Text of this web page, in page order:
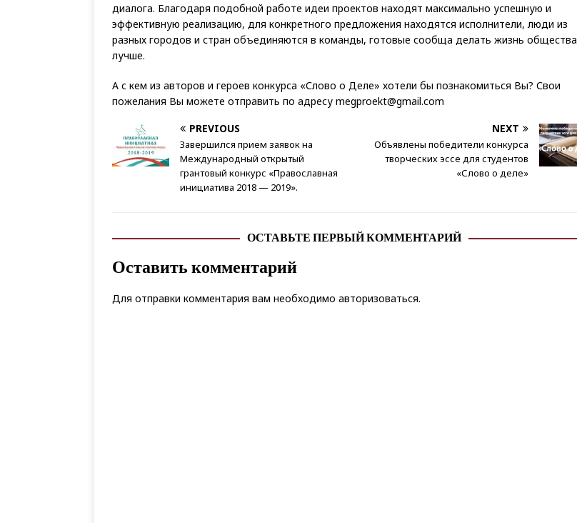
диалога. Благодаря подобной работе идеи проектов находят максимально успешную и
эффективную реализацию, для конкретного предложения находятся исполнители, люди из
разных городов и стран объединяются в команды, готовые сообща делать жизнь общества
лучше.
А с кем из авторов и героев конкурса «Слово о Деле» хотели бы познакомиться Вы? Свои
пожелания Вы можете отправить по адресу megproekt@gmail.com
PREVIOUS
Завершился прием заявок на
Международный открытый
грантовый конкурс «Православная
инициатива 2018 — 2019».
NEXT
Объявлены победители конкурса
творческих эссе для студентов
«Слово о деле»
ОСТАВЬТЕ ПЕРВЫЙ КОММЕНТАРИЙ
Оставить комментарий
Для отправки комментария вам необходимо авторизоваться.